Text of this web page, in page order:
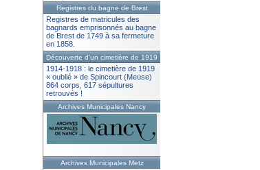
Registres du bagne de Brest
Registres de matricules des
bagnards emprisonnés au bagne
de Brest de 1749 à sa fermeture
en 1858.
Découverte d'un cimetière de 1919
1914-1918 : le cimetière de 1919
« oublié » de Spincourt (Meuse)
864 corps, 617 sépultures
retrouvés !
Archives Municipales Nancy
Archives Municipales Metz